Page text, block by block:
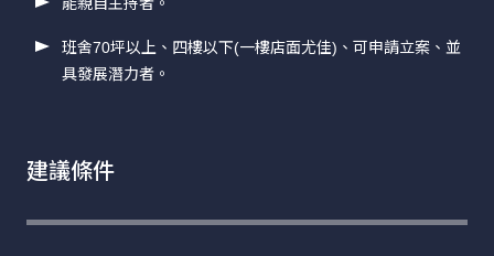
班舍70坪以上、四樓以下(一樓店面尤佳)、可申請立案、並
具發展潛力者。
建議條件